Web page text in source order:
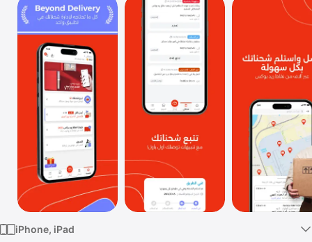
Mac
Vision
Watch
iPhone, iPad